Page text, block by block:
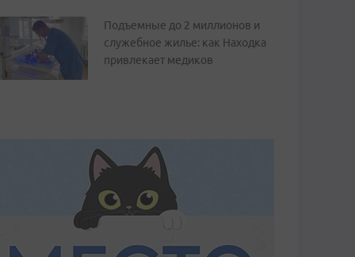
Подъемные до 2 миллионов и
служебное жилье: как Находка
привлекает медиков